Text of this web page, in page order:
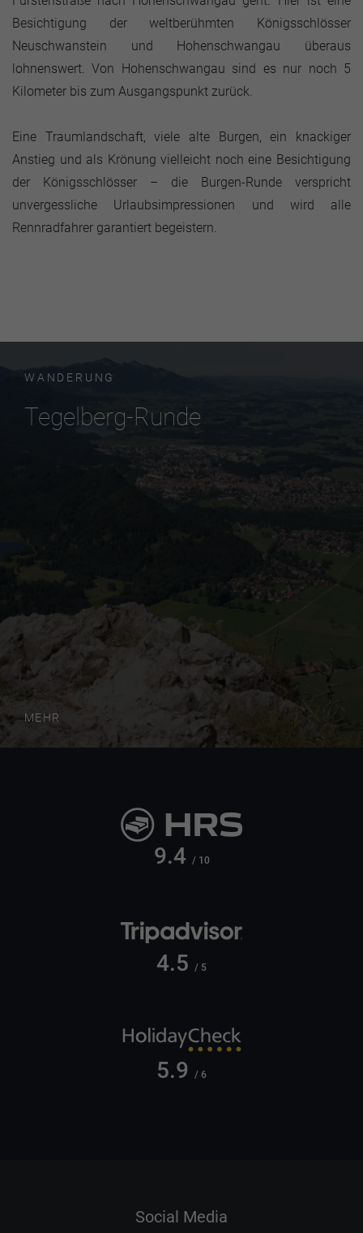
Besichtigung der weltberühmten Königsschlösser
Neuschwanstein und Hohenschwangau überaus
lohnenswert. Von Hohenschwangau sind es nur noch 5
Kilometer bis zum Ausgangspunkt zurück.
Eine Traumlandschaft, viele alte Burgen, ein knackiger
Anstieg und als Krönung vielleicht noch eine Besichtigung
der Königsschlösser – die Burgen-Runde verspricht
unvergessliche Urlaubsimpressionen und wird alle
Rennradfahrer garantiert begeistern.
WANDERUNG
Tegelberg-Runde
MEHR
9.4 / 10
4.5 / 5
5.9 / 6
Social Media